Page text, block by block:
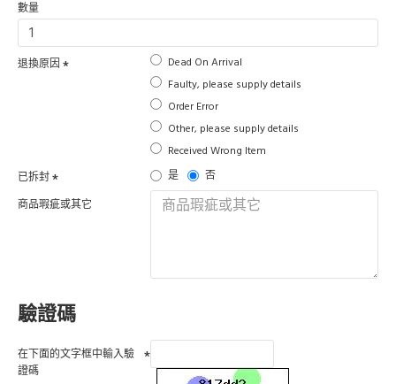
數量
退換原因
Dead On Arrival
Faulty, please supply details
Order Error
Other, please supply details
Received Wrong Item
已拆封
是
否
商品瑕疵或其它
驗證碼
在下面的文字框中輸入驗
證碼